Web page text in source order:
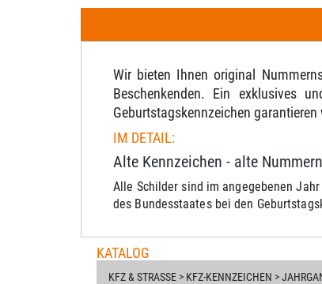
Wir bieten Ihnen original
Beschenkenden. Ein exklusives
Geburtstagskennzeichen garantieren
IM DETAIL:
Alte Kennzeichen - alte
Alle Schilder sind im angegebenen
des Bundesstaates bei den
KATALOG
KFZ & STRASSE > KFZ-KENNZEICHEN >